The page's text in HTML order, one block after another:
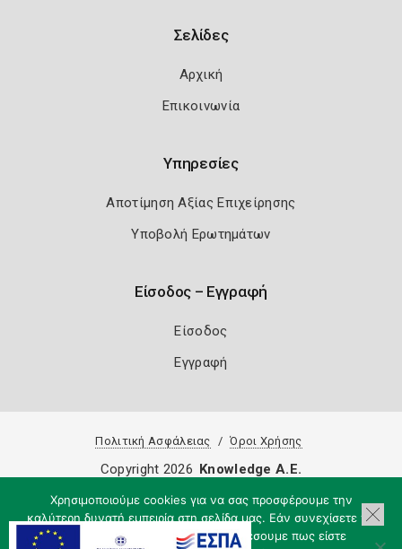
Σελίδες
Αρχική
Επικοινωνία
Υπηρεσίες
Αποτίμηση Αξίας Επιχείρησης
Υποβολή Ερωτημάτων
Είσοδος – Εγγραφή
Είσοδος
Εγγραφή
Πολιτική Ασφάλειας Όροι Χρήσης
Χρησιμοποιούμε cookies για να σας προσφέρουμε την
καλύτερη δυνατή εμπειρία στη σελίδα μας. Εάν συνεχίσετε να
χρησιμοποιείτε τη σελίδα, θα υποθέσουμε πως είστε
Copyright 2026 Knowledge A.E.